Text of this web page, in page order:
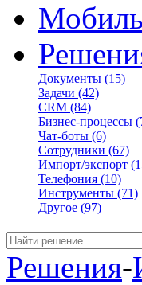
Документы (15)
Задачи (42)
CRM (84)
Бизнес-процессы
Чат-боты (6)
Сотрудники (67)
Импорт/экспорт
Телефония (10)
Инструменты (71)
Другое (97)
Решения-